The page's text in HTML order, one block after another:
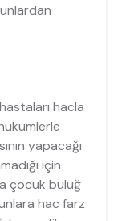
hacla
yapacağı
için
çocuk büluğ
hac farz